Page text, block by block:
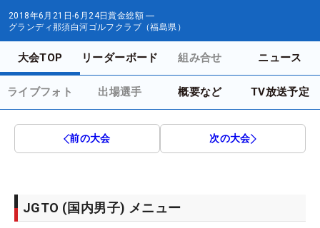
2018年6月21日-6月24日賞金総額 ―
グランディ那須白河ゴルフクラブ（福島県）
大会TOP リーダーボード 組み合せ ニュース
ライブフォト 出場選手 概要など TV放送予定
前の大会 次の大会
JGTO (国内男子) メニュー